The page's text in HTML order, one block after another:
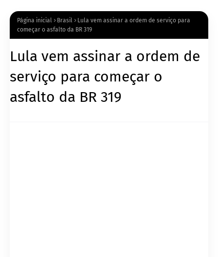
Página inicial Brasil
Lula vem assinar a ordem de serviço para
começar o asfalto da BR 319
Lula vem assinar a ordem de
serviço para começar o
asfalto da BR 319